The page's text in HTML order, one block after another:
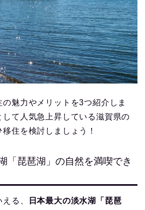
の魅力やメリットを3つ紹介しま
て人気急上昇している滋賀県の
住を検討しましょう！
「琵琶湖」の自然を満喫でき
る、
日本最大の淡水湖「琵琶